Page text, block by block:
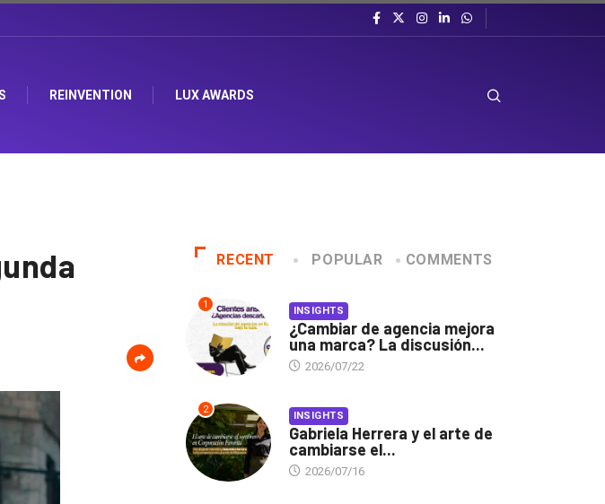
REINVENTION LUX AWARDS
RECENT POPULAR COMMENTS
1 INSIGHTS
¿Cambiar de agencia mejora
una marca? La discusión...
2026/07/22
2 INSIGHTS
Gabriela Herrera y el arte de
cambiarse el...
2026/07/16